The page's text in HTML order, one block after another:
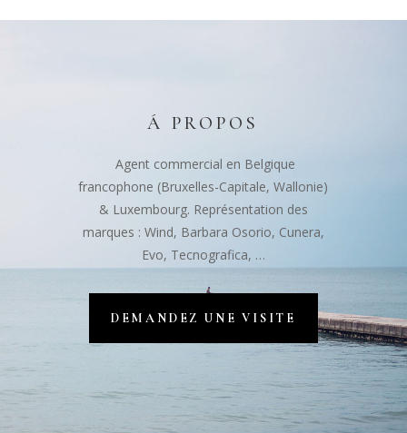
Á PROPOS
Agent commercial en Belgique
francophone (Bruxelles-Capitale, Wallonie)
& Luxembourg. Représentation des
marques : Wind, Barbara Osorio, Cunera,
Evo, Tecnografica, …
DEMANDEZ UNE VISITE